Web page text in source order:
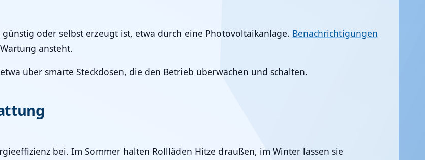
oder selbst erzeugt ist, etwa durch eine Photovoltaikanlage. Benachrichtigungen
ansteht.
über smarte Steckdosen, die den Betrieb überwachen und schalten.
bei. Im Sommer halten Rollläden Hitze draußen, im Winter lassen sie